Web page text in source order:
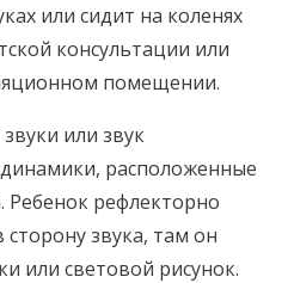
или сидит на коленях
консультации или
помещении.
или звук
расположенные
Ребенок рефлекторно
звука, там он
или световой рисунок.